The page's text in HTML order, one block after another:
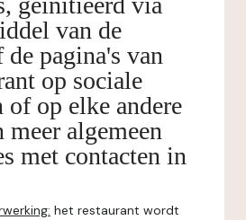
van de
pagina's van
op sociale
of op elke andere
meer algemeen
met contacten in
het restaurant wordt